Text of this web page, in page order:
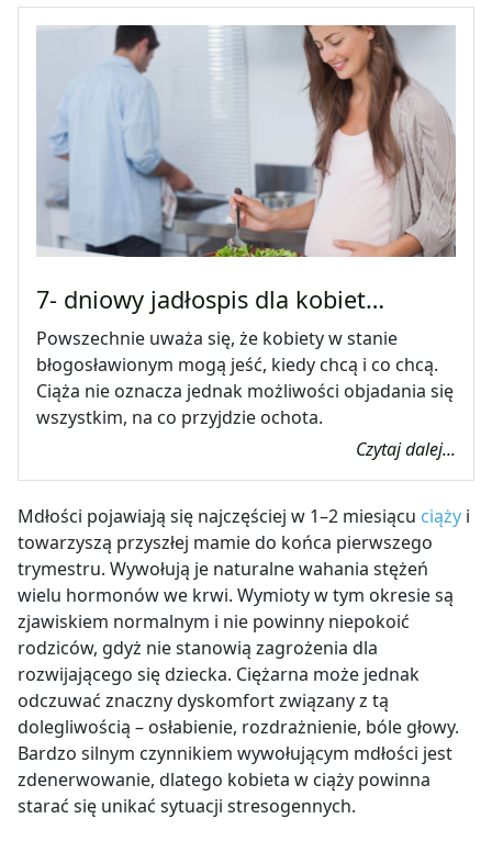
7- dniowy jadłospis dla kobiet…
Powszechnie uważa się, że kobiety w stanie
błogosławionym mogą jeść, kiedy chcą i co chcą.
Ciąża nie oznacza jednak możliwości objadania się
wszystkim, na co przyjdzie ochota.
Czytaj dalej...
Mdłości pojawiają się najczęściej w 1–2 miesiącu ciąży i
towarzyszą przyszłej mamie do końca pierwszego
trymestru. Wywołują je naturalne wahania stężeń
wielu hormonów we krwi. Wymioty w tym okresie są
zjawiskiem normalnym i nie powinny niepokoić
rodziców, gdyż nie stanowią zagrożenia dla
rozwijającego się dziecka. Ciężarna może jednak
odczuwać znaczny dyskomfort związany z tą
dolegliwością – osłabienie, rozdrażnienie, bóle głowy.
Bardzo silnym czynnikiem wywołującym mdłości jest
zdenerwowanie, dlatego kobieta w ciąży powinna
starać się unikać sytuacji stresogennych.